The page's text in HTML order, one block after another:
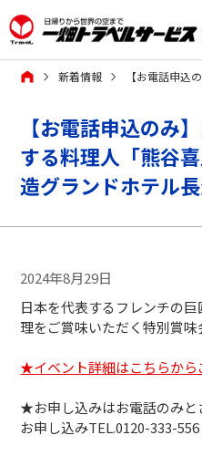
新着情報
【お電話申込の
する料理人「熊谷
造グランドホテル
2024年8月29日
日本を代表するフレンチの
理をご賞味いただく特別賞味
★イベント詳細はこちらから
★お申し込みはお電話のみと
お申し込みTEL.0120-333-556